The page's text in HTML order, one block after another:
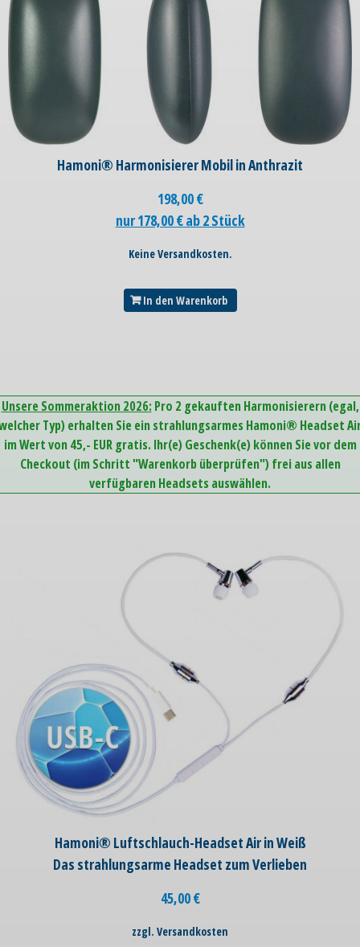
Hamoni® Harmonisierer Mobil in Anthrazit
198,00€
nur 178,00 € ab 2 Stück
Keine Versandkosten.
In den Warenkorb
Unsere Sommeraktion 2026: Pro 2 gekauften Harmonisierern (egal,
Typ) erhalten Sie ein strahlungsarmes Hamoni® Headset
im Wert von 45,- EUR gratis. Ihr(e) Geschenk(e) können Sie vor dem
Checkout (im Schritt "Warenkorb überprüfen") frei aus allen
verfügbaren Headsets auswählen.
Hamoni® Luftschlauch-Headset Air in Weiß
Das strahlungsarme Headset zum Verlieben
45,00€
zzgl. Versandkosten